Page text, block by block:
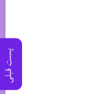
پست قبلی